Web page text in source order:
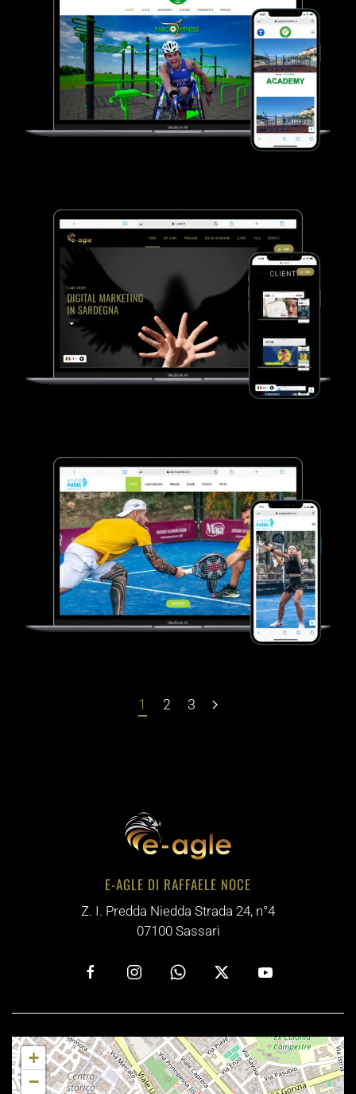
VEDI SCHEDA
VEDI SCHEDA
VEDI SCHEDA
1 2 3
E-AGLE DI RAFFAELE NOCE
Z. I. Predda Niedda Strada 24, n°4
07100 Sassari
+
−